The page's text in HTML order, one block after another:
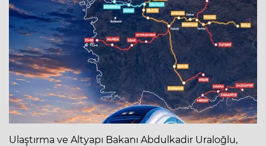
Ulaştırma ve Altyapı Bakanı Abdulkadir Uraloğlu,